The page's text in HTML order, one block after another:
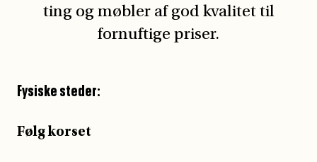
ting og møbler af god kvalitet til
fornuftige priser.
Fysiske steder:
Følg korset